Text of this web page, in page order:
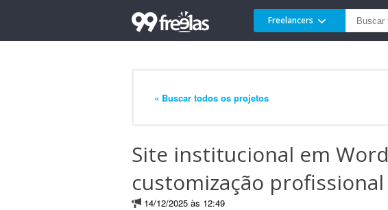
Freelancers
« Buscar todos os projetos
Site institucional em
customização profissional
14/12/2025 às 12:49